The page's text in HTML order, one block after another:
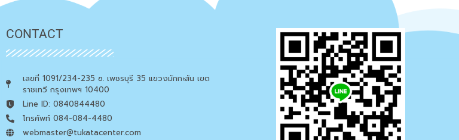
CONTACT
เลขที่ 1091/234-235 ซ. เพชรบุรี 35 แขวงมักกะสัน เขต
ราชเทวี กรุงเทพฯ 10400
Line ID: 0840844480
โทรศัพท์ 084-084-4480
webmaster@tukatacenter.com